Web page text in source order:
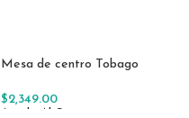
Mesa de centro Tobago
$2,349.00